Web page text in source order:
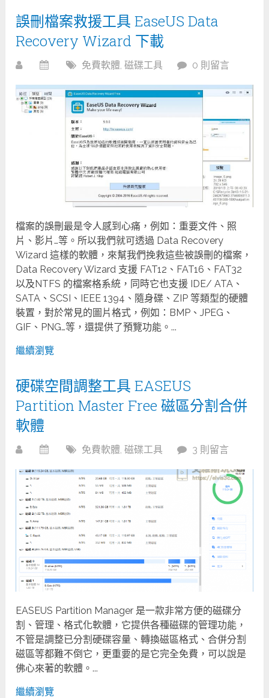
誤刪檔案救援工具 EaseUS Data
Recovery Wizard 下載
免費軟體,磁碟工具 0 則留言
檔案的誤刪最是令人感到心痛，例如：重要文件、照
片、影片…等。所以我們就可透過 Data Recovery
Wizard 這樣的軟體，來幫我們挽救這些被誤刪的檔案，
Data Recovery Wizard 支援 FAT12、FAT16、FAT32
以及NTFS 的檔案格系統，同時它也支援 IDE/ ATA、
SATA、SCSI、IEEE 1394、隨身碟、ZIP 等類型的硬體
裝置，對於常見的圖片格式，例如：BMP、JPEG、
GIF、PNG…等，還提供了預覽功能。...
繼續瀏覽
硬碟空間調整工具 EASEUS
Partition Master Free 磁區分割合併
軟體
免費軟體,磁碟工具 3 則留言
EASEUS Partition Manager 是一款非常方便的磁碟分
割、管理、格式化軟體，它提供各種磁碟的管理功能，
不管是調整已分割硬碟容量、轉換磁區格式、合併分割
磁區等都難不倒它，更重要的是它完全免費，可以說是
佛心來著的軟體。...
繼續瀏覽